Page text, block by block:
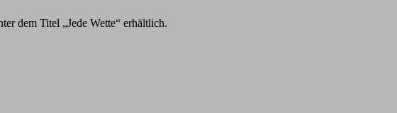
dem Titel „Jede Wette“ erhältlich.